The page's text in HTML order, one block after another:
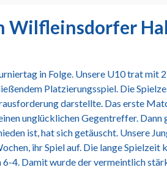
Wilfleinsdorfer
in Folge. Unsere U10 trat mit 2
Platzierungsspiel. Die
darstellte. Das erste
unglücklichen Gegentreffer. Dann
ist, hat sich getäuscht. Unsere
ihr Spiel auf. Die lange Spielzeit
4. Damit wurde der vermeintlich